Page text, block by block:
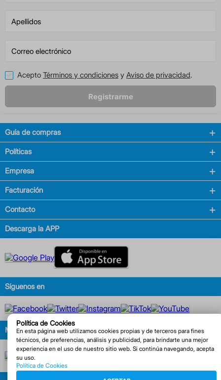
Política de Cookies
En esta página web utilizamos cookies propias y de terceros para fines
técnicos, de preferencias, análisis y publicidad, para brindarte una mejor
experiencia en el uso de nuestro sitio web. Si continúa navegando, acepta
su uso.
Política de Cookies
Acepto Términos y condiciones y Aviso de privacidad.
Registrarme
Guía de compras
Políticas
Empresa
Facturación
Contacto
Descarga la APP
Síguenos en
Métodos de pago
© COPYRIGHT 2025. FARMACIAS DE SIMILARES S.A. DE C.V. | SIMITEL 800 911